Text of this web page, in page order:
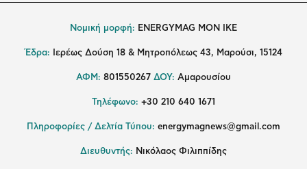
Νομική μορφή: ENERGYMAG MON IKE
Έδρα: Ιερέως Δούση 18 & Μητροπόλεως 43, Μαρούσι, 15124
ΑΦΜ: 801550267 ΔΟΥ: Αμαρουσίου
Τηλέφωνο: +30 210 640 1671
Πληροφορίες / Δελτία Τύπου: energymagnews@gmail.com
Διευθυντής: Νικόλαος Φιλιππίδης